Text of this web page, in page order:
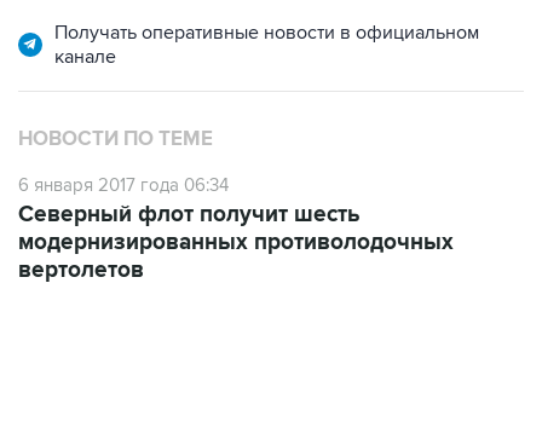
НОВОСТИ ПО ТЕМЕ
6 января 2017 года 06:34
модернизированных противолодочных
вертолетов